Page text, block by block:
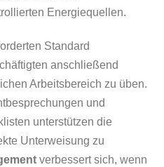
Energiequellen.
Standard
anschließend
Arbeitsbereich zu üben.
und
unterstützen die
Unterweisung zu
verbessert sich, wenn